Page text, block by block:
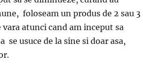
foloseam un produs de 2 sau 3
atunci cand am inceput sa
se usuce de la sine si doar asa,